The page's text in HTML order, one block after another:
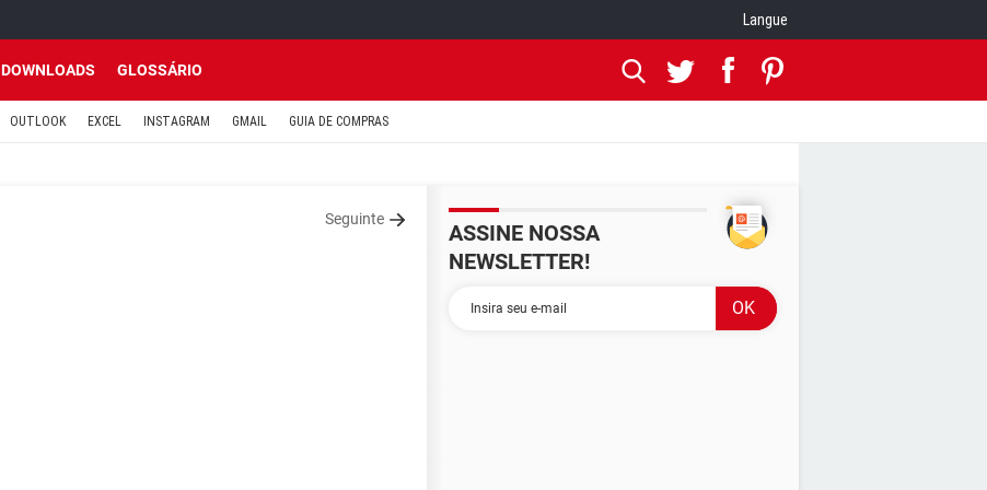
Langue
DOWNLOADS GLOSSÁRIO
OUTLOOK EXCEL INSTAGRAM GMAIL GUIA DE COMPRAS
Seguinte
ASSINE NOSSA
NEWSLETTER!